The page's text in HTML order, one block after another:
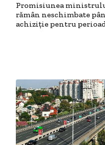
Promisiunea
rămân neschimbate
achiziție pentru